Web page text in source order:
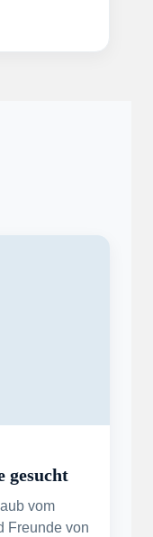
gesucht
vom
Freunde von